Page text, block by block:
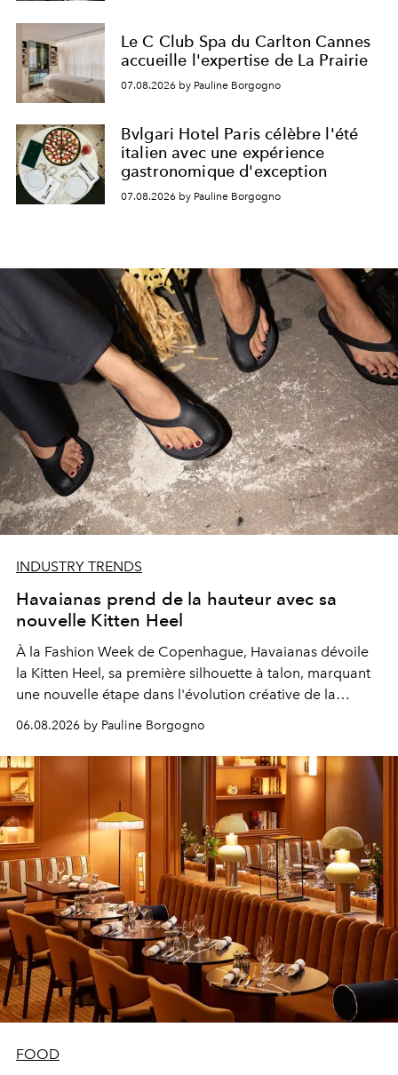
Le C Club Spa du Carlton Cannes
accueille l'expertise de La Prairie
07.08.2026 by Pauline Borgogno
Bvlgari Hotel Paris célèbre l'été
italien avec une expérience
gastronomique d'exception
07.08.2026 by Pauline Borgogno
INDUSTRY TRENDS
Havaianas prend de la hauteur avec sa
nouvelle Kitten Heel
À la Fashion Week de Copenhague, Havaianas dévoile
la Kitten Heel, sa première silhouette à talon, marquant
une nouvelle étape dans l'évolution créative de la
06.08.2026 by Pauline Borgogno
FOOD